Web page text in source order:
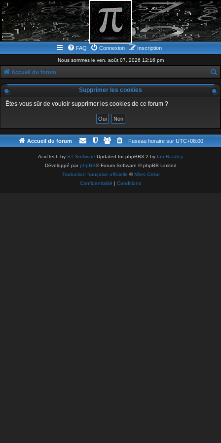
FAQ Connexion Inscription
Nous sommes le ven. août 07, 2026 12:16 pm
Accueil du forum
e
r
Supprimer les cookies
Êtes-vous sûr de vouloir supprimer les cookies de ce forum ?
Accueil du forum Fuseau horaire sur UTC+08:00
AcidTech by ST Software Updated for phpBB3.2 by Ian Bradley
Développé parphpBB® Forum Software © phpBB Limited
Traduction française officielle ©Miles Cellar
Confidentialité | Conditions